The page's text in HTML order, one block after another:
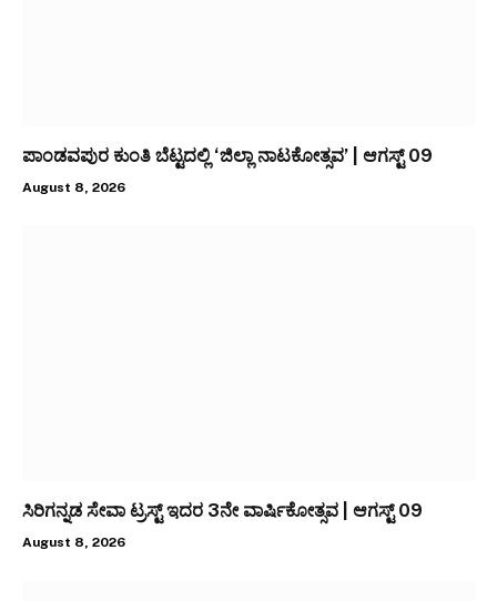
ಪಾಂಡವಪುರ ಕುಂತಿ ಬೆಟ್ಟದಲ್ಲಿ ‘ಜಿಲ್ಲಾ ನಾಟಕೋತ್ಸವ’ | ಆಗಸ್ಟ್ 09
August 8, 2026
ಸಿರಿಗನ್ನಡ ಸೇವಾ ಟ್ರಸ್ಟ್ ಇದರ 3ನೇ ವಾರ್ಷಿಕೋತ್ಸವ | ಆಗಸ್ಟ್ 09
August 8, 2026